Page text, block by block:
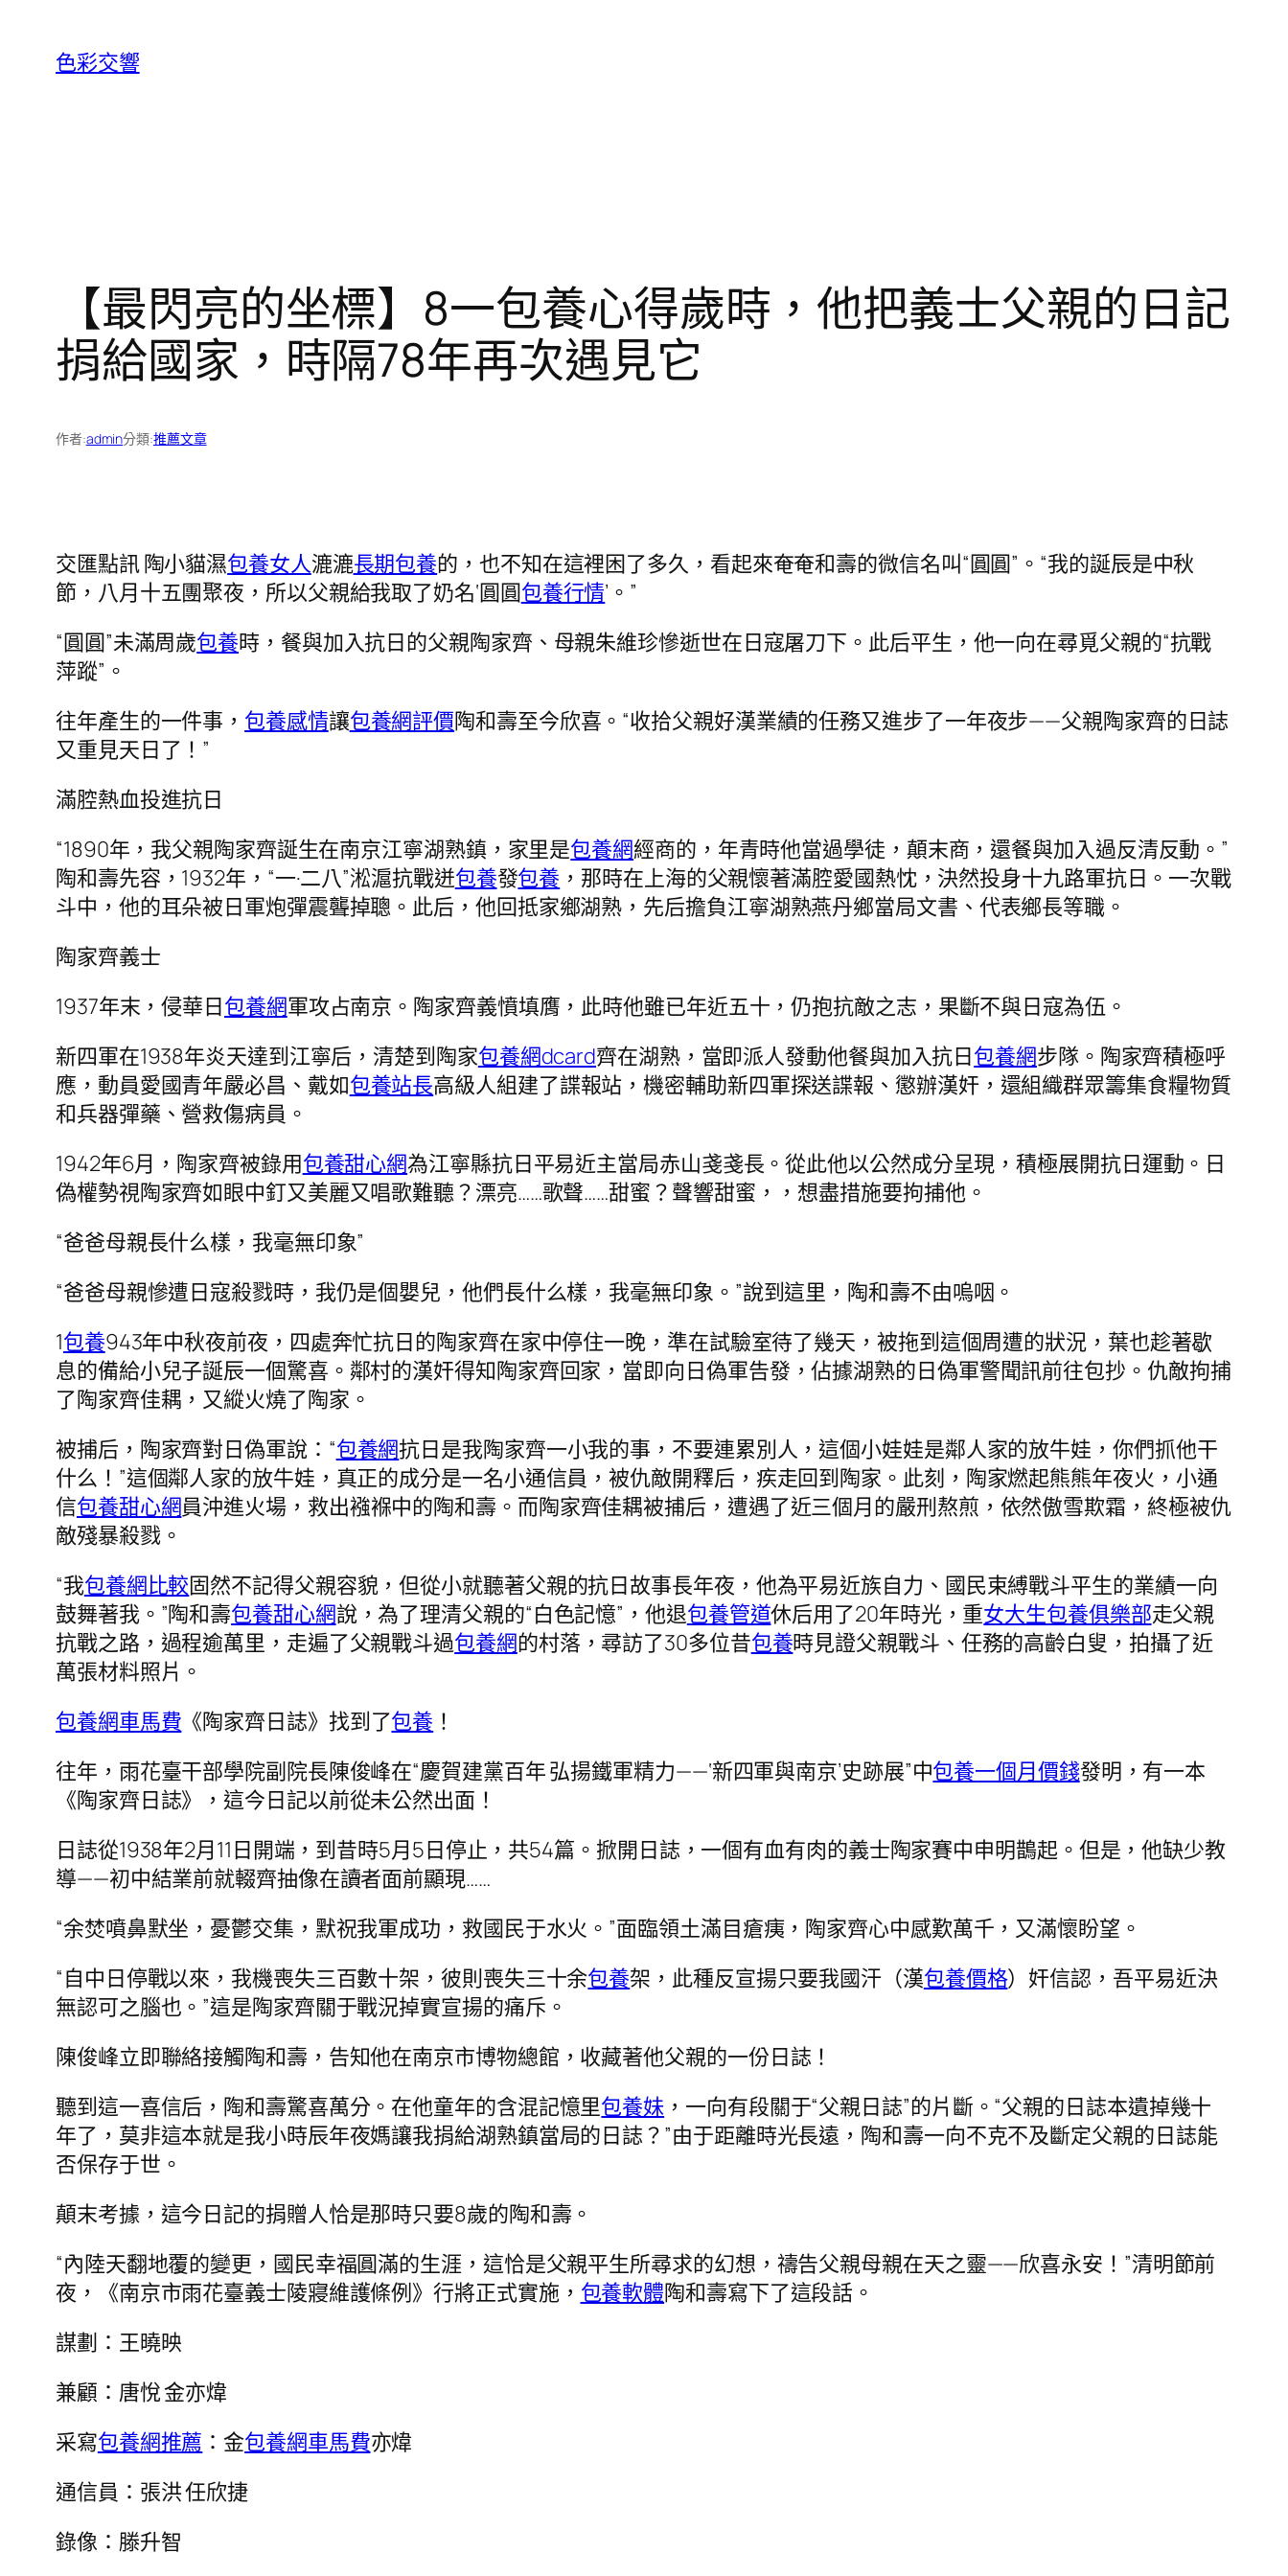
色彩交響
【最閃亮的坐標】8一包養心得歲時，他把義士父親的日記
捐給國家，時隔78年再次遇見它
作者:admin分類:推薦文章
交匯點訊 陶小貓濕包養女人漉漉長期包養的，也不知在這裡困了多久，看起來奄奄和壽的微信名叫“圓圓”。“我的誕辰是中秋
節，八月十五團聚夜，所以父親給我取了奶名‘圓圓包養行情’。”
“圓圓”未滿周歲包養時，餐與加入抗日的父親陶家齊、母親朱維珍慘逝世在日寇屠刀下。此后平生，他一向在尋覓父親的“抗戰
萍蹤”。
往年產生的一件事， 包養感情讓包養網評價陶和壽至今欣喜。“收拾父親好漢業績的任務又進步了一年夜步——父親陶家齊的日誌
又重見天日了！”
滿腔熱血投進抗日
“1890年，我父親陶家齊誕生在南京江寧湖熟鎮，家里是包養網經商的，年青時他當過學徒，顛末商，還餐與加入過反清反動。”
陶和壽先容，1932年，“一·二八”淞滬抗戰迸包養發包養 ，那時在上海的父親懷著滿腔愛國熱忱，決然投身十九路軍抗日。一次戰
斗中，他的耳朵被日軍炮彈震聾掉聰。此后，他回抵家鄉湖熟，先后擔負江寧湖熟燕丹鄉當局文書、代表鄉長等職。
陶家齊義士
1937年末，侵華日包養網軍攻占南京。陶家齊義憤填膺，此時他雖已年近五十，仍抱抗敵之志，果斷不與日寇為伍。
新四軍在1938年炎天達到江寧后，清楚到陶家包養網dcard齊在湖熟，當即派人發動他餐與加入抗日包養網步隊。陶家齊積極呼
應，動員愛國青年嚴必昌、戴如包養站長高級人組建了諜報站，機密輔助新四軍探送諜報、懲辦漢奸，還組織群眾籌集食糧物質
和兵器彈藥、營救傷病員。
1942年6月，陶家齊被錄用包養甜心網為江寧縣抗日平易近主當局赤山戔戔長。從此他以公然成分呈現，積極展開抗日運動。日
偽權勢視陶家齊如眼中釘又美麗又唱歌難聽？漂亮……歌聲……甜蜜？聲響甜蜜，，想盡措施要拘捕他。
“爸爸母親長什么樣，我毫無印象”
“爸爸母親慘遭日寇殺戮時，我仍是個嬰兒，他們長什么樣，我毫無印象。”說到這里，陶和壽不由嗚咽。
1包養943年中秋夜前夜，四處奔忙抗日的陶家齊在家中停住一晚，準在試驗室待了幾天，被拖到這個周遭的狀況，葉也趁著歇
息的備給小兒子誕辰一個驚喜。鄰村的漢奸得知陶家齊回家，當即向日偽軍告發，佔據湖熟的日偽軍警聞訊前往包抄。仇敵拘捕
了陶家齊佳耦，又縱火燒了陶家。
被捕后，陶家齊對日偽軍說：“包養網抗日是我陶家齊一小我的事，不要連累別人，這個小娃娃是鄰人家的放牛娃，你們抓他干
什么！”這個鄰人家的放牛娃，真正的成分是一名小通信員，被仇敵開釋后，疾走回到陶家。此刻，陶家燃起熊熊年夜火，小通
信包養甜心網員沖進火場，救出襁褓中的陶和壽。而陶家齊佳耦被捕后，遭遇了近三個月的嚴刑熬煎，依然傲雪欺霜，終極被仇
敵殘暴殺戮。
“我包養網比較固然不記得父親容貌，但從小就聽著父親的抗日故事長年夜，他為平易近族自力、國民束縛戰斗平生的業績一向
鼓舞著我。”陶和壽包養甜心網說，為了理清父親的“白色記憶”，他退包養管道休后用了20年時光，重女大生包養俱樂部走父親
抗戰之路，過程逾萬里，走遍了父親戰斗過包養網的村落，尋訪了30多位昔包養時見證父親戰斗、任務的高齡白叟，拍攝了近
萬張材料照片。
包養網車馬費 《陶家齊日誌》找到了包養 ！
往年，雨花臺干部學院副院長陳俊峰在“慶賀建黨百年 弘揚鐵軍精力——‘新四軍與南京’史跡展”中包養一個月價錢發明，有一本
《陶家齊日誌》，這今日記以前從未公然出面！
日誌從1938年2月11日開端，到昔時5月5日停止，共54篇。掀開日誌，一個有血有肉的義士陶家賽中申明鵲起。但是，他缺少教
導——初中結業前就輟齊抽像在讀者面前顯現……
“余焚噴鼻默坐，憂鬱交集，默祝我軍成功，救國民于水火。”面臨領土滿目瘡痍，陶家齊心中感歎萬千，又滿懷盼望。
“自中日停戰以來，我機喪失三百數十架，彼則喪失三十余包養架，此種反宣揚只要我國汗（漢包養價格）奸信認，吾平易近決
無認可之腦也。”這是陶家齊關于戰況掉實宣揚的痛斥。
陳俊峰立即聯絡接觸陶和壽，告知他在南京市博物總館，收藏著他父親的一份日誌！
聽到這一喜信后，陶和壽驚喜萬分。在他童年的含混記憶里包養妹 ，一向有段關于“父親日誌”的片斷。“父親的日誌本遺掉幾十
年了，莫非這本就是我小時辰年夜媽讓我捐給湖熟鎮當局的日誌？”由于距離時光長遠，陶和壽一向不克不及斷定父親的日誌能
否保存于世。
顛末考據，這今日記的捐贈人恰是那時只要8歲的陶和壽。
“內陸天翻地覆的變更，國民幸福圓滿的生涯，這恰是父親平生所尋求的幻想，禱告父親母親在天之靈——欣喜永安！”清明節前
夜，《南京市雨花臺義士陵寢維護條例》行將正式實施， 包養軟體陶和壽寫下了這段話。
謀劃：王曉映
兼顧：唐悅 金亦煒
采寫包養網推薦 ：金包養網車馬費亦煒
通信員：張洪 任欣捷
錄像：滕升智